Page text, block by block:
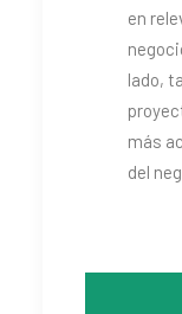
en
lado,
más
del